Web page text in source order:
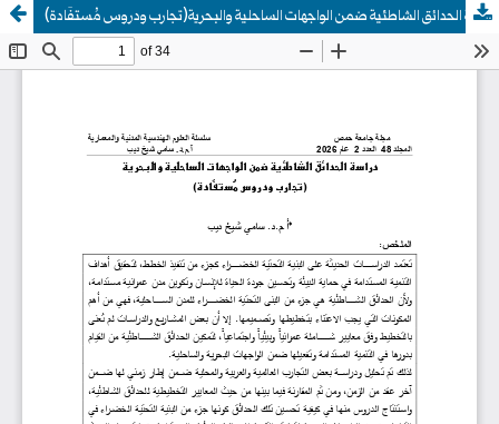
دراسة الحدائق الشاطئية ضمن الواجهات الساحلية والبحرية(تجارب ودروس مُستفَادة)